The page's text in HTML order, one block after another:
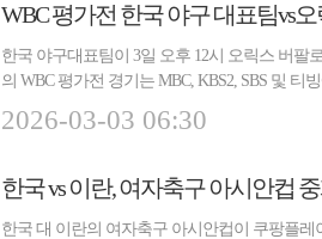
WBC 평가전 한국 야구 대표팀vs
한국 야구대표팀이 3일 오후 12시 오릭스 버팔
의 WBC 평가전 경기는 MBC, KBS2, SBS 및
2026-03-03 06:30
한국 vs 이란, 여자축구 아시안컵
한국 대 이란의 여자축구 아시안컵이 쿠팡플